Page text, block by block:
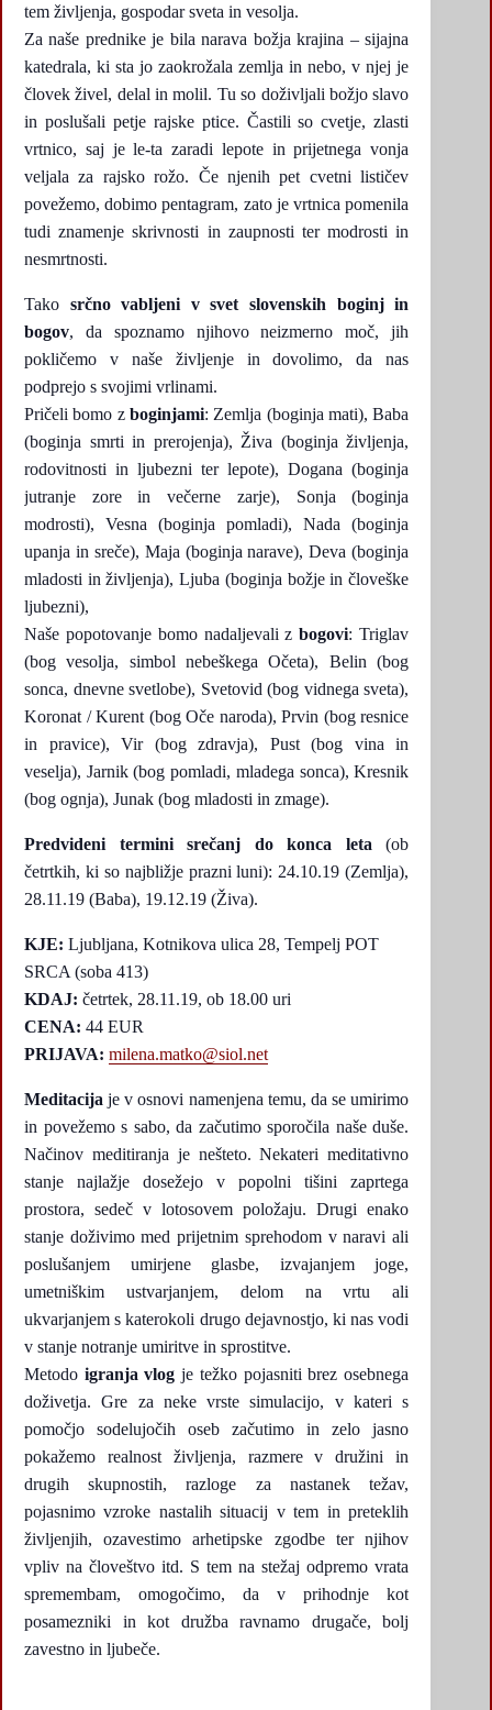
tem življenja, gospodar sveta in vesolja.
Za naše prednike je bila narava božja krajina – sijajna
katedrala, ki sta jo zaokrožala zemlja in nebo, v njej je
človek živel, delal in molil. Tu so doživljali božjo slavo
in poslušali petje rajske ptice. Častili so cvetje, zlasti
vrtnico, saj je le-ta zaradi lepote in prijetnega vonja
veljala za rajsko rožo. Če njenih pet cvetni lističev
povežemo, dobimo pentagram, zato je vrtnica pomenila
tudi znamenje skrivnosti in zaupnosti ter modrosti in
nesmrtnosti.
Tako srčno vabljeni v svet slovenskih boginj in
bogov, da spoznamo njihovo neizmerno moč, jih
pokličemo v naše življenje in dovolimo, da nas
podprejo s svojimi vrlinami.
Pričeli bomo z boginjami: Zemlja (boginja mati), Baba
(boginja smrti in prerojenja), Živa (boginja življenja,
rodovitnosti in ljubezni ter lepote), Dogana (boginja
jutranje zore in večerne zarje), Sonja (boginja
modrosti), Vesna (boginja pomladi), Nada (boginja
upanja in sreče), Maja (boginja narave), Deva (boginja
mladosti in življenja), Ljuba (boginja božje in človeške
ljubezni),
Naše popotovanje bomo nadaljevali zbogovi: Triglav
(bog vesolja, simbol nebeškega Očeta), Belin (bog
sonca, dnevne svetlobe), Svetovid (bog vidnega sveta),
Koronat / Kurent (bog Oče naroda), Prvin (bog resnice
in pravice), Vir (bog zdravja), Pust (bog vina in
veselja), Jarnik (bog pomladi, mladega sonca), Kresnik
(bog ognja), Junak (bog mladosti in zmage).
Predvideni termini srečanj do konca leta (ob
četrtkih, ki so najbližje prazni luni): 24.10.19 (Zemlja),
28.11.19 (Baba), 19.12.19 (Živa).
KJE: Ljubljana, Kotnikova ulica 28, Tempelj POT
SRCA (soba 413)
KDAJ: četrtek, 28.11.19, ob 18.00 uri
CENA: 44 EUR
PRIJAVA: milena.matko@siol.net
Meditacija je v osnovi namenjena temu, da se umirimo
in povežemo s sabo, da začutimo sporočila naše duše.
Načinov meditiranja je nešteto. Nekateri meditativno
stanje najlažje dosežejo v popolni tišini zaprtega
prostora, sedeč v lotosovem položaju. Drugi enako
stanje doživimo med prijetnim sprehodom v naravi ali
poslušanjem umirjene glasbe, izvajanjem joge,
umetniškim ustvarjanjem, delom na vrtu ali
ukvarjanjem s katerokoli drugo dejavnostjo, ki nas vodi
v stanje notranje umiritve in sprostitve.
Metodo igranja vlog je težko pojasniti brez osebnega
doživetja. Gre za neke vrste simulacijo, v kateri s
pomočjo sodelujočih oseb začutimo in zelo jasno
pokažemo realnost življenja, razmere v družini in
drugih skupnostih, razloge za nastanek težav,
pojasnimo vzroke nastalih situacij v tem in preteklih
življenjih, ozavestimo arhetipske zgodbe ter njihov
vpliv na človeštvo itd. S tem na stežaj odpremo vrata
spremembam, omogočimo, da v prihodnje kot
posamezniki in kot družba ravnamo drugače, bolj
zavestno in ljubeče.